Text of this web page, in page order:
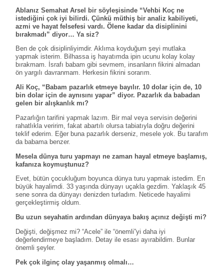
Ablanız Semahat Arsel bir söyleşisinde “Vehbi Koç ne
istediğini çok iyi bilirdi. Çünkü müthiş bir analiz kabiliyeti,
azmi ve hayat felsefesi vardı. Ölene kadar da disiplinini
bırakmadı” diyor… Ya siz?
Ben de çok disiplinliyimdir. Aklıma koyduğum şeyi mutlaka
yapmak isterim. Bilhassa iş hayatımda ipin ucunu kolay kolay
bırakmam. İsrafı babam gibi sevmem, insanların fikrini almadan
ön yargılı davranmam. Herkesin fikrini sorarım.
Ali Koç, “Babam pazarlık etmeye bayılır. 10 dolar için de, 10
bin dolar için de aynısını yapar” diyor. Pazarlık da babadan
gelen bir alışkanlık mı?
Pazarlığın tarifini yapmak lazım. Bir mal veya servisin değerini
rahatlıkla veririm, fakat abartılı olursa tabiatıyla doğru değerini
teklif ederim. Eğer buna pazarlık derseniz, mesele yok. Bu tarafım
da babama benzer.
Mesela dünya turu yapmayı ne zaman hayal etmeye başlamış,
kafanıza koymuştunuz?
Evet, bütün çocukluğum boyunca dünya turu yapmak istedim. En
büyük hayalimdi. 33 yaşında dünyayı uçakla gezdim. Yaklaşık 45
sene sonra da dünyayı denizden turladım. Neticede hayalimi
gerçekleştirmiş oldum.
Bu uzun seyahatin ardından dünyaya bakış açınız değişti mi?
Değişti, değişmez mi? “Acele” ile “önemli”yi daha iyi
değerlendirmeye başladım. Detay ile esası ayırabildim. Bunlar
önemli şeyler.
Pek çok ilginç olay yaşanmış olmalı…